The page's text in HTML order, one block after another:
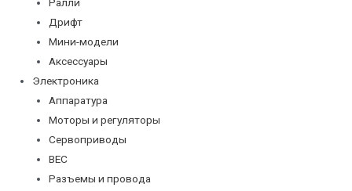
Дрифт
Мини-модели
Аксессуары
Электроника
Аппаратура
Моторы и регуляторы
Сервоприводы
BEC
Разъемы и провода